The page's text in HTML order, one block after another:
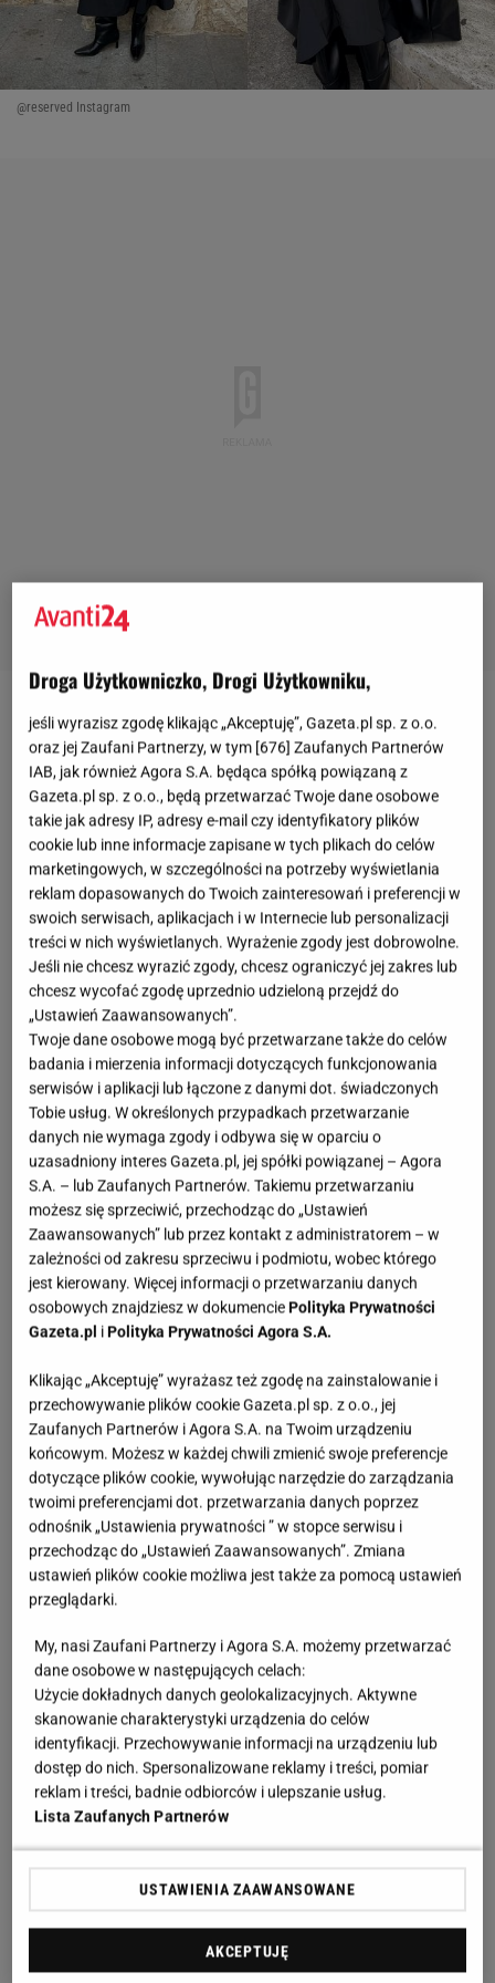
@reserved Instagram
Spódnice na sezon jesienno-zimowy: plisowane
midi i maxi
Droga Użytkowniczko, Drogi Użytkowniku,
jeśli wyrazisz zgodę klikając „Akceptuję”, Gazeta.pl sp. z o.o.
oraz jej Zaufani Partnerzy, w tym [676] Zaufanych Partnerów
IAB, jak również Agora S.A. będąca spółką powiązaną z
Gazeta.pl sp. z o.o., będą przetwarzać Twoje dane osobowe
takie jak adresy IP, adresy e-mail czy identyfikatory plików
cookie lub inne informacje zapisane w tych plikach do celów
marketingowych, w szczególności na potrzeby wyświetlania
reklam dopasowanych do Twoich zainteresowań i preferencji w
swoich serwisach, aplikacjach i w Internecie lub personalizacji
treści w nich wyświetlanych. Wyrażenie zgody jest dobrowolne.
Jeśli nie chcesz wyrazić zgody, chcesz ograniczyć jej zakres lub
chcesz wycofać zgodę uprzednio udzieloną przejdź do
„Ustawień Zaawansowanych”.
Twoje dane osobowe mogą być przetwarzane także do celów
badania i mierzenia informacji dotyczących funkcjonowania
serwisów i aplikacji lub łączone z danymi dot. świadczonych
Tobie usług. W określonych przypadkach przetwarzanie
danych nie wymaga zgody i odbywa się w oparciu o
uzasadniony interes Gazeta.pl, jej spółki powiązanej – Agora
S.A. – lub Zaufanych Partnerów. Takiemu przetwarzaniu
możesz się sprzeciwić, przechodząc do „Ustawień
Zaawansowanych” lub przez kontakt z administratorem – w
zależności od zakresu sprzeciwu i podmiotu, wobec którego
jest kierowany. Więcej informacji o przetwarzaniu danych
osobowych znajdziesz w dokumenciePolityka Prywatności
Gazeta.pl iPolityka Prywatności Agora S.A.
Klikając „Akceptuję” wyrażasz też zgodę na zainstalowanie i
przechowywanie plików cookie Gazeta.pl sp. z o.o., jej
Zaufanych Partnerów i Agora S.A. na Twoim urządzeniu
końcowym. Możesz w każdej chwili zmienić swoje preferencje
dotyczące plików cookie, wywołując narzędzie do zarządzania
twoimi preferencjami dot. przetwarzania danych poprzez
odnośnik „Ustawienia prywatności ” w stopce serwisu i
przechodząc do „Ustawień Zaawansowanych”. Zmiana
ustawień plików cookie możliwa jest także za pomocą ustawień
przeglądarki.
My, nasi Zaufani Partnerzy i Agora S.A. możemy przetwarzać
dane osobowe w następujących celach:
Użycie dokładnych danych geolokalizacyjnych. Aktywne
skanowanie charakterystyki urządzenia do celów
identyfikacji. Przechowywanie informacji na urządzeniu lub
dostęp do nich. Spersonalizowane reklamy i treści, pomiar
reklam i treści, badnie odbiorców i ulepszanie usług.
Lista Zaufanych Partnerów
USTAWIENIA ZAAWANSOWANE
AKCEPTUJĘ